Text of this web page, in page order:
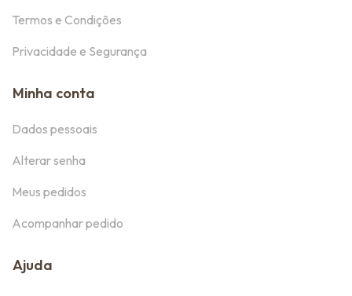
Termos e Condições
Privacidade e Segurança
Minha conta
Dados pessoais
Alterar senha
Meus pedidos
Acompanhar pedido
Ajuda